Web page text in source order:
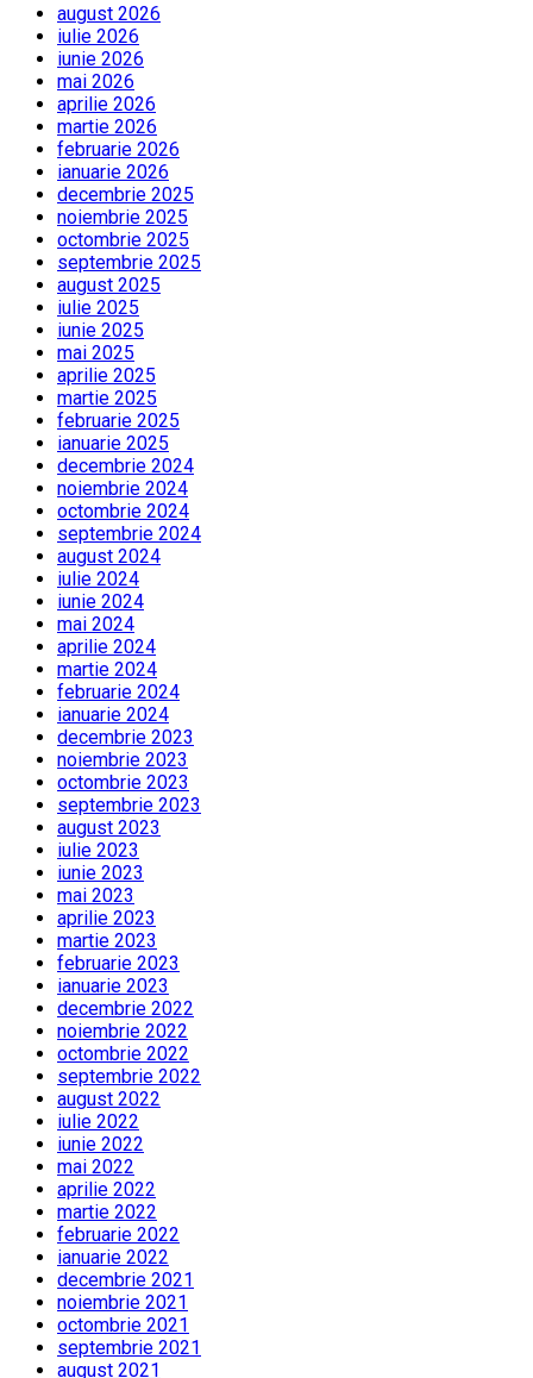
august 2026
iulie 2026
iunie 2026
mai 2026
aprilie 2026
martie 2026
februarie 2026
ianuarie 2026
decembrie 2025
noiembrie 2025
octombrie 2025
septembrie 2025
august 2025
iulie 2025
iunie 2025
mai 2025
aprilie 2025
martie 2025
februarie 2025
ianuarie 2025
decembrie 2024
noiembrie 2024
octombrie 2024
septembrie 2024
august 2024
iulie 2024
iunie 2024
mai 2024
aprilie 2024
martie 2024
februarie 2024
ianuarie 2024
decembrie 2023
noiembrie 2023
octombrie 2023
septembrie 2023
august 2023
iulie 2023
iunie 2023
mai 2023
aprilie 2023
martie 2023
februarie 2023
ianuarie 2023
decembrie 2022
noiembrie 2022
octombrie 2022
septembrie 2022
august 2022
iulie 2022
iunie 2022
mai 2022
aprilie 2022
martie 2022
februarie 2022
ianuarie 2022
decembrie 2021
noiembrie 2021
octombrie 2021
septembrie 2021
august 2021